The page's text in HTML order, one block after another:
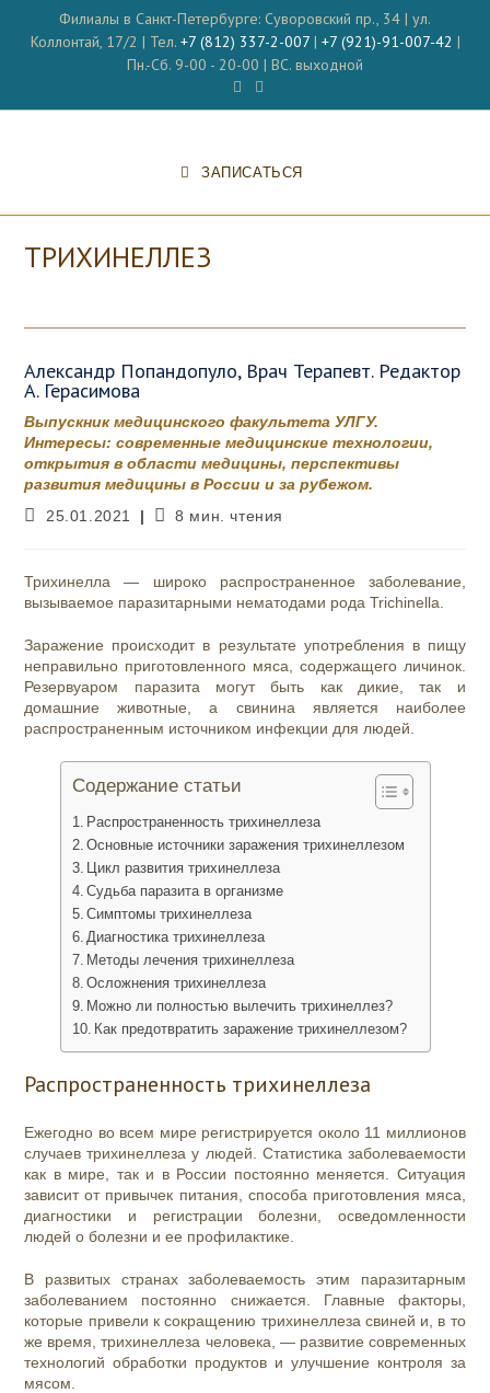
содержимому
Филиалы в Санкт-Петербурге: Суворовский пр., 34 | ул.
Коллонтай, 17/2 | Тел. +7 (812) 337-2-007| +7 (921)-91-007-42 |
Пн.-Сб. 9-00 - 20-00 | ВС. выходной
ЗАПИСАТЬСЯ
ТРИХИНЕЛЛЕЗ
Александр Попандопуло, Врач Терапевт. Редактор
А. Герасимова
Выпускник медицинского факультета УЛГУ.
Интересы: современные медицинские технологии,
открытия в области медицины, перспективы
развития медицины в России и за рубежом.
Запись
25.01.2021
Время
8 мин. чтения
Трихинелла — широко распространенное заболевание,
вызываемое паразитарными нематодами рода Trichinella.
Заражение происходит в результате употребления в пищу
неправильно приготовленного мяса, содержащего личинок.
Резервуаром паразита могут быть как дикие, так и
домашние животные, а свинина является наиболее
распространенным источником инфекции для людей.
Содержание статьи
Распространенность трихинеллеза
Основные источники заражения трихинеллезом
Цикл развития трихинеллеза
Судьба паразита в организме
Симптомы трихинеллеза
Диагностика трихинеллеза
Методы лечения трихинеллеза
Осложнения трихинеллеза
Можно ли полностью вылечить трихинеллез?
Как предотвратить заражение трихинеллезом?
Распространенность трихинеллеза
Ежегодно во всем мире регистрируется около 11 миллионов
случаев трихинеллеза у людей. Статистика заболеваемости
как в мире, так и в России постоянно меняется. Ситуация
зависит от привычек питания, способа приготовления мяса,
диагностики и регистрации болезни, осведомленности
людей о болезни и ее профилактике.
В развитых странах заболеваемость этим паразитарным
заболеванием постоянно снижается. Главные факторы,
которые привели к сокращению трихинеллеза свиней и, в то
же время, трихинеллеза человека, — развитие современных
технологий обработки продуктов и улучшение контроля за
мясом.